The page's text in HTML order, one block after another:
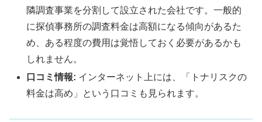
隣調査事業を分割して設立された会社です。一般的
に探偵事務所の調査料金は高額になる傾向があるた
め、ある程度の費用は覚悟しておく必要があるかも
しれません。
口コミ情報: インターネット上には、「トナリスクの
料金は高め」という口コミも見られます。